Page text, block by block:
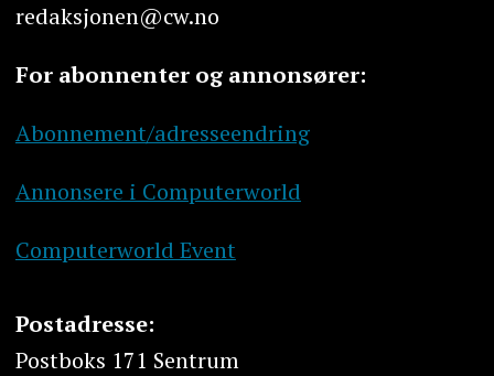
redaksjonen@cw.no
For abonnenter og annonsører:
Abonnement/adresseendring
Annonsere i Computerworld
Computerworld Event
Postadresse:
Postboks 171 Sentrum